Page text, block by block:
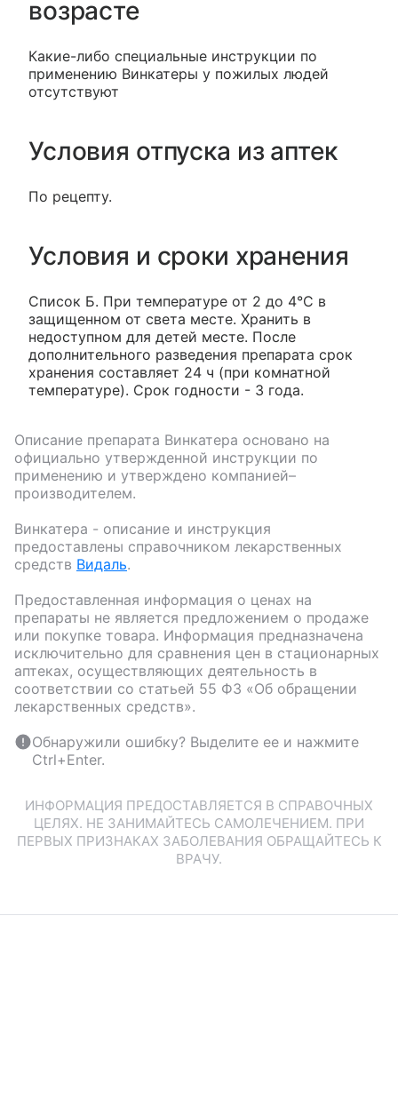
возрасте
Какие-либо специальные инструкции по
применению Винкатеры у пожилых людей
отсутствуют
Условия отпуска из аптек
По рецепту.
Условия и сроки хранения
Список Б. При температуре от 2 до 4°С в
защищенном от света месте. Хранить в
недоступном для детей месте. После
дополнительного разведения препарата срок
хранения составляет 24 ч (при комнатной
температуре). Срок годности - 3 года.
Описание препарата Винкатера основано на
официально утвержденной инструкции по
применению и утверждено компанией–
производителем.
Винкатера - описание и инструкция
предоставлены справочником лекарственных
средств Видаль.
Предоставленная информация о ценах на
препараты не является предложением о продаже
или покупке товара. Информация предназначена
исключительно для сравнения цен в стационарных
аптеках, осуществляющих деятельность в
соответствии со статьей 55 ФЗ «Об обращении
лекарственных средств».
Обнаружили ошибку? Выделите ее и нажмите
Ctrl+Enter.
ИНФОРМАЦИЯ ПРЕДОСТАВЛЯЕТСЯ В СПРАВОЧНЫХ
ЦЕЛЯХ. НЕ ЗАНИМАЙТЕСЬ САМОЛЕЧЕНИЕМ. ПРИ
ПЕРВЫХ ПРИЗНАКАХ ЗАБОЛЕВАНИЯ ОБРАЩАЙТЕСЬ К
ВРАЧУ.